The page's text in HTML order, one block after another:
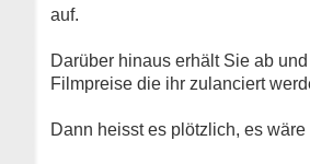
auf.
Darüber hinaus erhält Sie ab
Filmpreise die ihr zulanciert
Dann heisst es plötzlich, es